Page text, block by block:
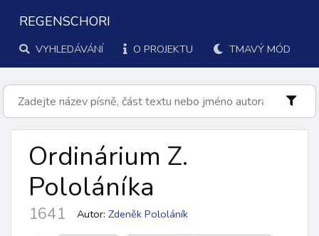
REGENSCHORI
VYHLEDÁVÁNÍ O PROJEKTU TMAVÝ MÓD
Ordinárium Z.
Pololáníka
1641 Autor: Zdeněk Pololáník